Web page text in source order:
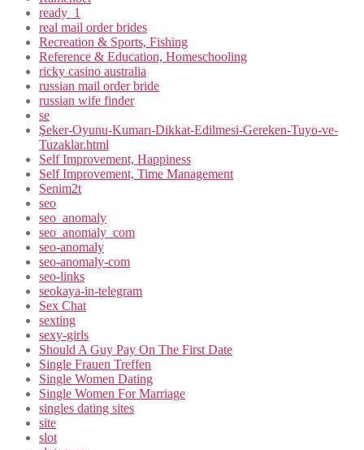
ready_1
real mail order brides
Recreation & Sports, Fishing
Reference & Education, Homeschooling
ricky casino australia
russian mail order bride
russian wife finder
se
Şeker-Oyunu-Kumarı-Dikkat-Edilmesi-Gereken-Tuyo-ve-
Tuzaklar.html
Self Improvement, Happiness
Self Improvement, Time Management
Senim2t
seo
seo_anomaly
seo_anomaly_com
seo-anomaly
seo-anomaly-com
seo-links
seokaya-in-telegram
Sex Chat
sexting
sexy-girls
Should A Guy Pay On The First Date
Single Frauen Treffen
Single Women Dating
Single Women For Marriage
singles dating sites
site
slot